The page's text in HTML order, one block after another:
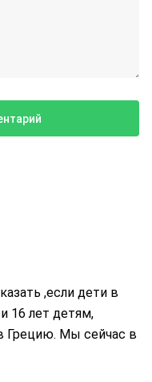
,если дети в
16 лет детям,
Грецию. Мы сейчас в